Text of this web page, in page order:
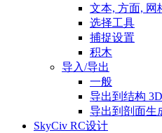
文本, 方面, 网
选择工具
捕捉设置
积木
导入/导出
一般
导出到结构 3D
导出到剖面生
SkyCiv RC设计